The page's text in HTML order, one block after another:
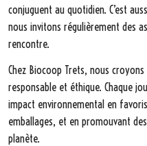
conjuguent au quotidien. C’est
nous invitons régulièrement des
rencontre.
Chez Biocoop Trets, nous
responsable et éthique. Chaque
impact environnemental en
emballages, et en promouvant
planète.